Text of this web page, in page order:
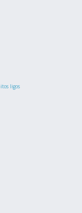
ligos